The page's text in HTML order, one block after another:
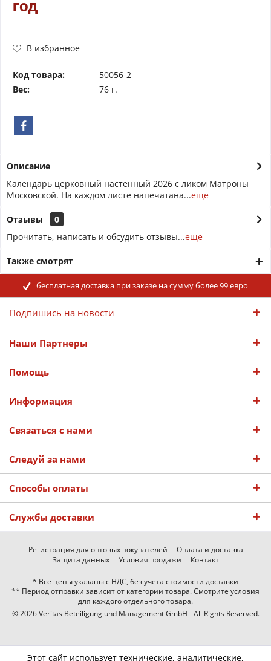
год
В избранное
Код товара:
50056-2
Вес:
76 г.
Описание
Календарь церковный настенный 2026 с ликом Матроны
Московской. На каждом листе напечатана...еще
Отзывы
0
Прочитать, написать и обсудить отзывы...еще
Также смотрят
бесплатная доставка при заказе на сумму более 99 евро
Подпишись на новости
Наши Партнеры
Помощь
Информация
Связаться с нами
Следуй за нами
Способы оплаты
Службы доставки
Регистрация для оптовых покупателей
Оплата и доставка
Защита данных
Условия продажи Контакт
* Все цены указаны с НДС, без учета стоимости доставки
** Период отправки зависит от категории товара. Смотрите условия
для каждого отдельного товара.
© 2026 Veritas Beteiligung und Management GmbH - All Rights Reserved.
Этот сайт использует технические, аналитические,